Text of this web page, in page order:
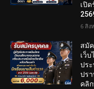
เปิ
6 สิง
สมั
เว็
ปร
ปร
คลิ